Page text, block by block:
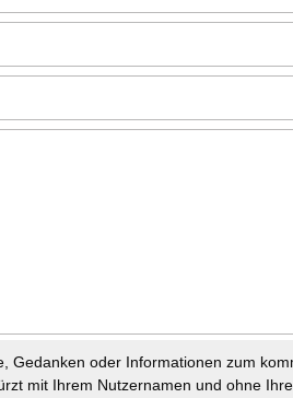
Gedanken oder Informationen zum
mit Ihrem Nutzernamen und ohne